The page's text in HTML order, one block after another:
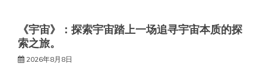
《宇宙》：探索宇宙踏上一场追寻宇宙本质的探
索之旅。
2026年8月8日